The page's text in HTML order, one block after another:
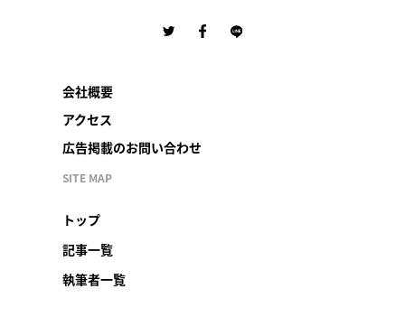
会社概要
アクセス
広告掲載のお問い合わせ
SITE MAP
トップ
記事一覧
執筆者一覧